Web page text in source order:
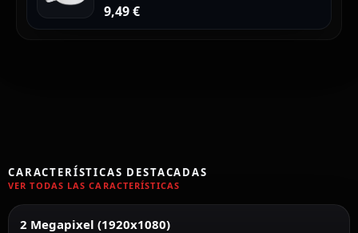
9,49€
CARACTERÍSTICAS DESTACADAS
VER TODAS LAS CARACTERÍSTICAS
2 Megapixel (1920x1080)